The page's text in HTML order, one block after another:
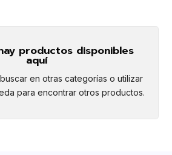
productos disponibles
aquí
en otras categorías o utilizar
para encontrar otros productos.